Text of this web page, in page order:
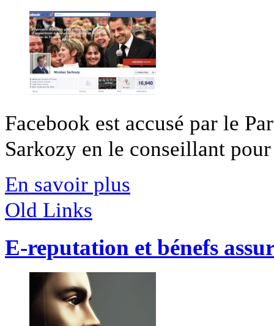
Facebook est accusé par le
Sarkozy en le conseillant
En savoir plus
Old Links
E-reputation et bénefs